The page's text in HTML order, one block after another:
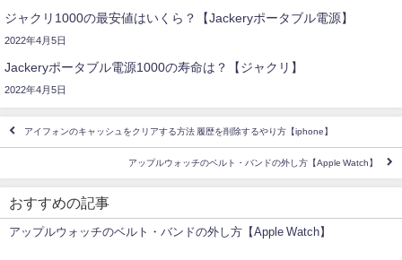
ジャクリ1000の最安値はいくら？【Jackeryポータブル電源】
2022年4月5日
Jackeryポータブル電源1000の寿命は？【ジャクリ】
2022年4月5日
アイフォンのキャッシュをクリアする方法 履歴を削除するやり方【iphone】
アップルウォッチのベルト・バンドの外し方【Apple Watch】
おすすめの記事
アップルウォッチのベルト・バンドの外し方【Apple Watch】